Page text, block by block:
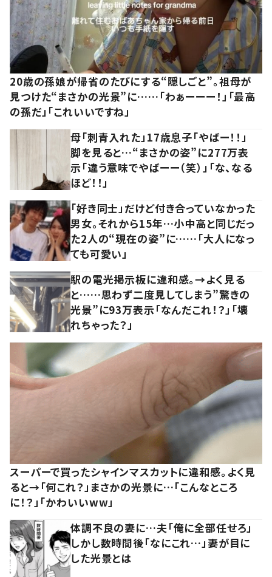
20歳の孫娘が帰省のたびにする“隠しごと”。祖母が
見つけた“まさかの光景”に……「わぁーーー！」「最高
の孫だ」「これいいですね」
母「刺青入れた」17歳息子「やばー！！」
脚を見ると…“まさかの姿”に277万表
示「違う意味でやばーー（笑）」「な、なる
ほど！！」
「好き同士」だけど付き合っていなかった
男女。それから15年…小中高と同じだっ
た2人の“現在の姿”に……「大人になっ
ても可愛い」
駅の電光掲示板に違和感。→よく見る
と……思わず二度見してしまう”驚きの
光景”に93万表示「なんだこれ！？」「壊
れちゃった？」
スーパーで買ったシャインマスカットに違和感。よく見
ると→「何これ？」まさかの光景に…「こんなところ
に！？」「かわいいww」
体調不良の妻に…夫「俺に全部任せろ」
しかし数時間後「なにこれ…」妻が目に
した光景とは